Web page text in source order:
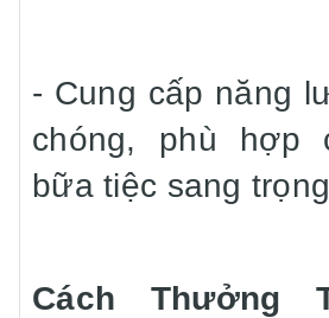
- Cung cấp năng
chóng, phù hợp
bữa tiệc sang
Cách Thưởng